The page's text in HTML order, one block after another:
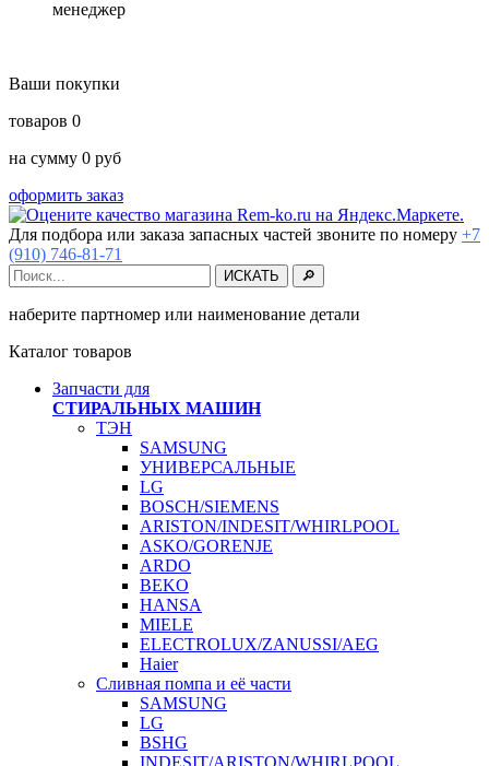
менеджер
Ваши покупки
товаров 0
на сумму 0 руб
оформить заказ
Для подбора или заказа запасных частей звоните по номеру +7
(910) 746-81-71
наберите партномер или наименование детали
Каталог товаров
Запчасти для
СТИРАЛЬНЫХ МАШИН
ТЭН
SAMSUNG
УНИВЕРСАЛЬНЫЕ
LG
BOSCH/SIEMENS
ARISTON/INDESIT/WHIRLPOOL
ASKO/GORENJE
ARDO
BEKO
HANSA
MIELE
ELECTROLUX/ZANUSSI/AEG
Haier
Сливная помпа и её части
SAMSUNG
LG
BSHG
INDESIT/ARISTON/WHIRLPOOL